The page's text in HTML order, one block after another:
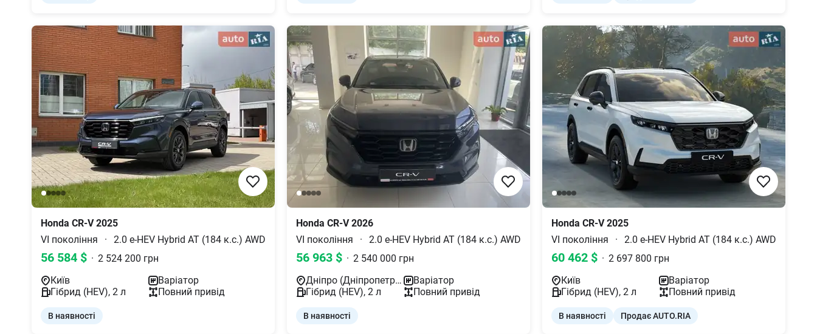
Honda CR-V 2025
VI покоління
· 2.0 e-HEV Hybrid AT (184 к.с.) AWD
56 584 $ · 2 524 200 грн
Київ
Варіатор
Гібрид (HEV), 2 л Повний привід
В наявності
Honda CR-V 2026
VI покоління
· 2.0 e-HEV Hybrid AT (184 к.с.) AWD
56 963 $ · 2 540 000 грн
Дніпро (Дніпропетровськ)
Варіатор
Гібрид (HEV), 2 л Повний привід
В наявності
Honda CR-V 2025
VI покоління
· 2.0 e-HEV Hybrid AT (184 к.с.) AWD
60 462 $ · 2 697 800 грн
Київ
Варіатор
Гібрид (HEV), 2 л Повний привід
В наявності Продає AUTO.RIA